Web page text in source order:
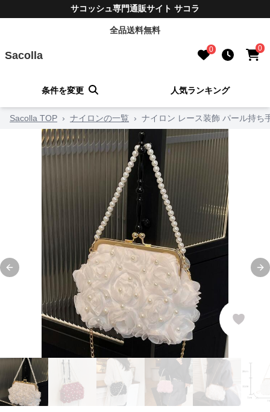
サコッシュ専門通販サイト サコラ
全品送料無料
Sacolla 0 0
条件を変更 人気ランキング
Sacolla TOP › ナイロンの一覧 › ナイロン レース装飾 パール持ち
Previous slide